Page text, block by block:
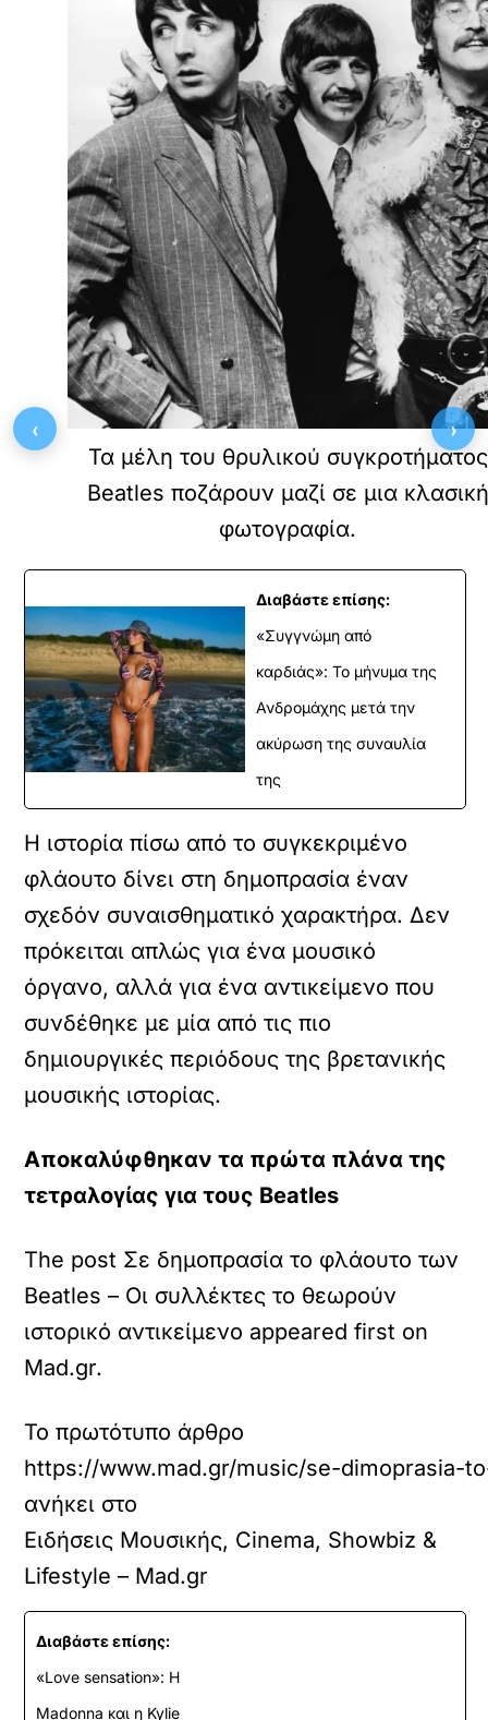
Τα μέλη του θρυλικού συγκροτήματος
Beatles ποζάρουν μαζί σε μια κλασική
φωτογραφία.
Διαβάστε επίσης:
«Συγγνώμη από
καρδιάς»: Το μήνυμα της
Ανδρομάχης μετά την
ακύρωση της συναυλία
της
Η ιστορία πίσω από το συγκεκριμένο
φλάουτο δίνει στη δημοπρασία έναν
σχεδόν συναισθηματικό χαρακτήρα. Δεν
πρόκειται απλώς για ένα μουσικό
όργανο, αλλά για ένα αντικείμενο που
συνδέθηκε με μία από τις πιο
δημιουργικές περιόδους της βρετανικής
μουσικής ιστορίας.
Αποκαλύφθηκαν τα πρώτα πλάνα της
τετραλογίας για τους Beatles
The post Σε δημοπρασία το φλάουτο των
Beatles – Οι συλλέκτες το θεωρούν
ιστορικό αντικείμενο appeared first on
Mad.gr.
Το πρωτότυπο άρθρο
https://www.mad.gr/music/se-dimoprasia-
ανήκει στο
Ειδήσεις Μουσικής, Cinema, Showbiz &
Lifestyle – Mad.gr
Διαβάστε επίσης:
«Love sensation»: Η
Madonna και η Kylie
‹ ›